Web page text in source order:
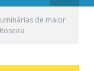
de maior